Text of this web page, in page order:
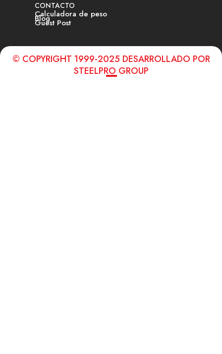
CONTACTO
Calculadora de peso
Blog
Guest Post
© COPYRIGHT 1999-2025 DESARROLLADO POR
STEELPRO GROUP